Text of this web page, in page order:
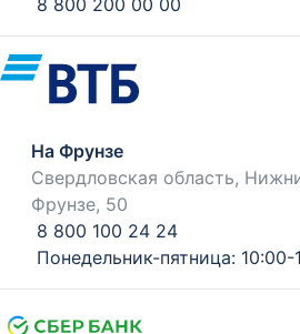
На Фрунзе
Свердловская область,
Фрунзе, 50
8 800 100 24 24
Понедельник-пятница: 10:00-